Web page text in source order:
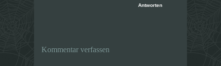
Antworten
Kommentar verfassen